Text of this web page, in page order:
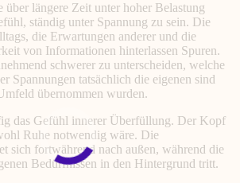
über längere Zeit unter hoher Belastung
ständig unter Spannung zu sein. Die
die Erwartungen anderer und die
von Informationen hinterlassen Spuren.
schwerer zu unterscheiden, welche
Spannungen tatsächlich die eigenen sind
übernommen wurden.
das Gefühl innerer Überfüllung. Der Kopf
Ruhe notwendig wäre. Die
sich fortwährend nach außen, während die
Bedürfnissen in den Hintergrund tritt.